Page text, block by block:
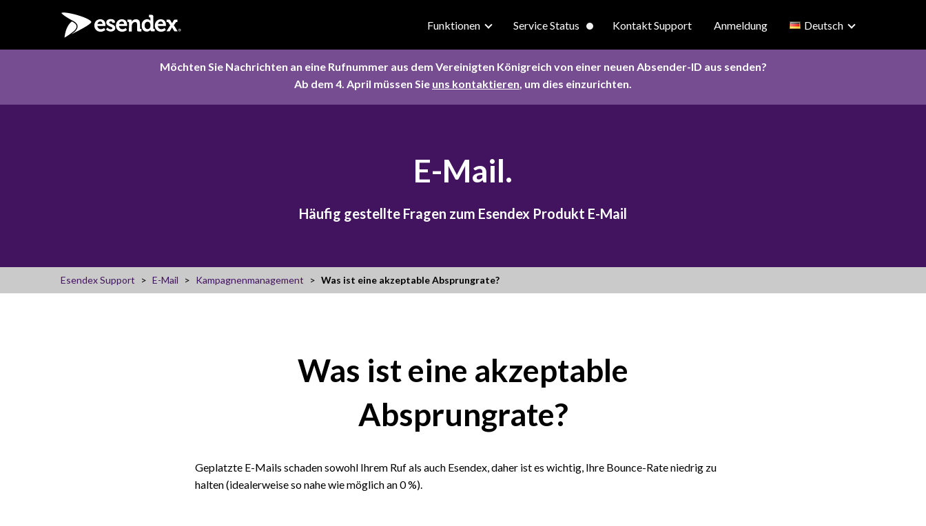
Funktionen Service Status Kontakt Support Anmeldung Deutsch
Möchten Sie Nachrichten an eine Rufnummer aus dem Vereinigten Königreich von einer neuen Absender-ID aus senden?
Ab dem 4. April müssen Sie uns kontaktieren, um dies einzurichten.
E-Mail.
Häufig gestellte Fragen zum Esendex Produkt E-Mail
Esendex Support E-Mail Kampagnenmanagement Was ist eine akzeptable Absprungrate?
Was ist eine akzeptable
Absprungrate?
Geplatzte E-Mails schaden sowohl Ihrem Ruf als auch Esendex, daher ist es wichtig, Ihre Bounce-Rate niedrig zu
halten (idealerweise so nahe wie möglich an 0 %).